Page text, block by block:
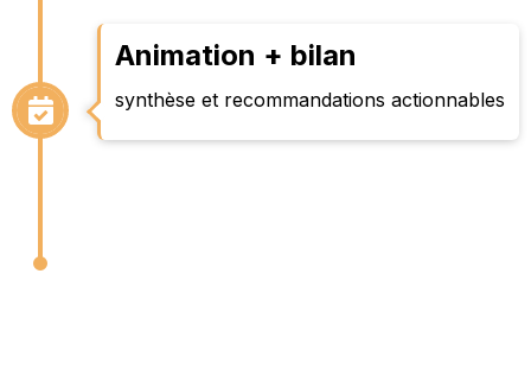
Animation + bilan
synthèse et recommandations actionnables